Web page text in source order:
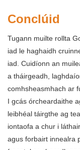
Conclúid
Tugann muilte rollta
iad le haghaidh
iad. Cuidíonn an
a tháirgeadh,
comhsheasmhach ar
I gcás órcheardaithe
leibhéal táirgthe ag
iontaofa a chur i
agus forbairt innealra